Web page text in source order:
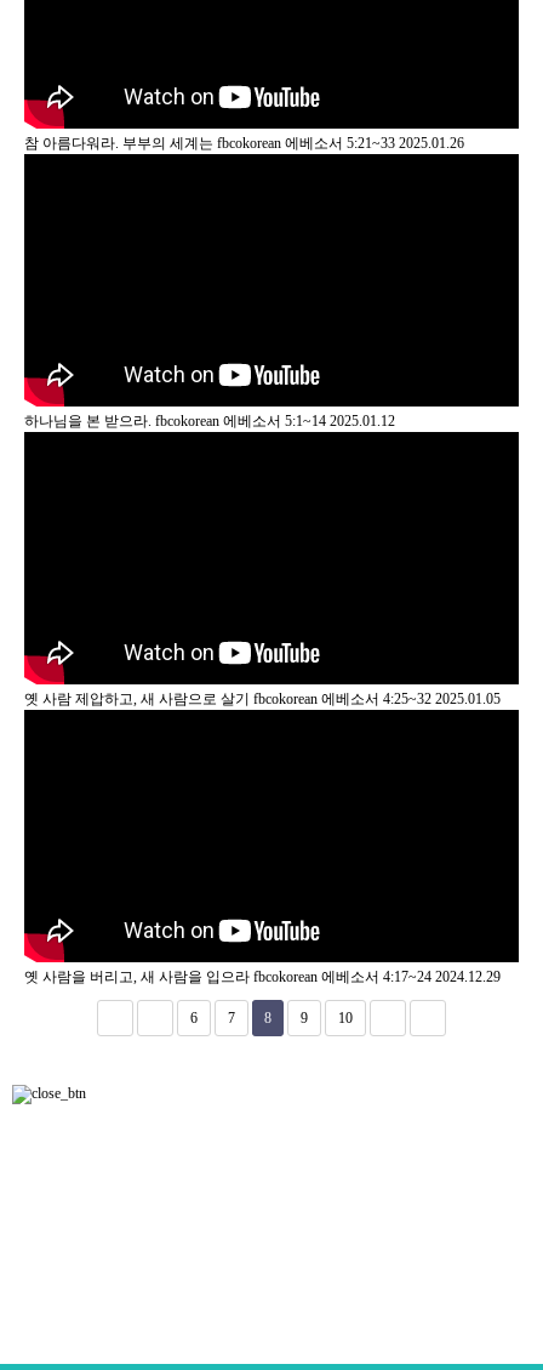
참 아름다워라. 부부의 세계는 fbcokorean 에베소서 5:21~33 2025.01.26
하나님을 본 받으라. fbcokorean 에베소서 5:1~14 2025.01.12
옛 사람 제압하고, 새 사람으로 살기 fbcokorean 에베소서 4:25~32 2025.01.05
옛 사람을 버리고, 새 사람을 입으라 fbcokorean 에베소서 4:17~24 2024.12.29
6 7 8 9 10